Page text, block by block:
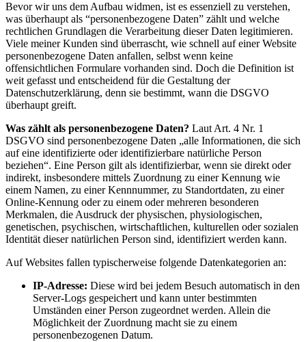
Bevor wir uns dem Aufbau widmen, ist es essenziell zu verstehen,
was überhaupt als “personenbezogene Daten” zählt und welche
rechtlichen Grundlagen die Verarbeitung dieser Daten legitimieren.
Viele meiner Kunden sind überrascht, wie schnell auf einer Website
personenbezogene Daten anfallen, selbst wenn keine
offensichtlichen Formulare vorhanden sind. Doch die Definition ist
weit gefasst und entscheidend für die Gestaltung der
Datenschutzerklärung, denn sie bestimmt, wann die DSGVO
überhaupt greift.
Was zählt als personenbezogene Daten? Laut Art. 4 Nr. 1
DSGVO sind personenbezogene Daten „alle Informationen, die sich
auf eine identifizierte oder identifizierbare natürliche Person
beziehen“. Eine Person gilt als identifizierbar, wenn sie direkt oder
indirekt, insbesondere mittels Zuordnung zu einer Kennung wie
einem Namen, zu einer Kennnummer, zu Standortdaten, zu einer
Online-Kennung oder zu einem oder mehreren besonderen
Merkmalen, die Ausdruck der physischen, physiologischen,
genetischen, psychischen, wirtschaftlichen, kulturellen oder sozialen
Identität dieser natürlichen Person sind, identifiziert werden kann.
Auf Websites fallen typischerweise folgende Datenkategorien an:
IP-Adresse: Diese wird bei jedem Besuch automatisch in den
Server-Logs gespeichert und kann unter bestimmten
Umständen einer Person zugeordnet werden. Allein die
Möglichkeit der Zuordnung macht sie zu einem
personenbezogenen Datum.